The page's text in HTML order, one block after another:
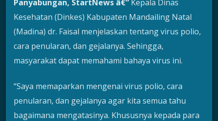
Panyabungan, StartNews â€“ Kepala Dinas
Kesehatan (Dinkes) Kabupaten Mandailing Natal
(Madina) dr. Faisal menjelaskan tentang virus polio,
cara penularan, dan gejalanya. Sehingga,
masyarakat dapat memahami bahaya virus ini.
“Saya memaparkan mengenai virus polio, cara
penularan, dan gejalanya agar kita semua tahu
bagaimana mengatasinya. Khususnya kepada para